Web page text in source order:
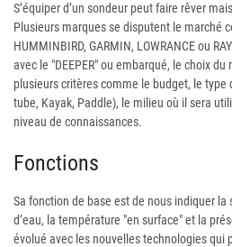
S’équiper d’un sondeur peut faire rêver
Plusieurs marques se disputent le marché
HUMMINBIRD, GARMIN, LOWRANCE ou
avec le "DEEPER" ou embarqué, le choix
plusieurs critères comme le budget, le type
tube, Kayak, Paddle), le milieu où il sera
niveau de connaissances.
Fonctions
Sa fonction de base est de nous indiquer
d’eau, la température "en surface" et la
évolué avec les nouvelles technologies qui